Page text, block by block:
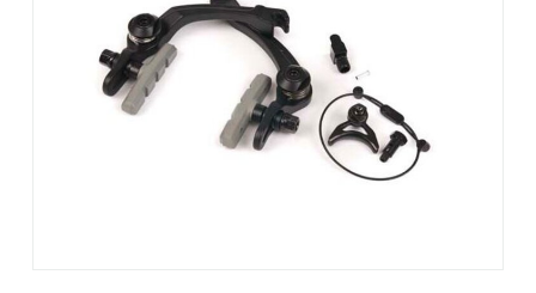
peuvent
servir
de
gestes